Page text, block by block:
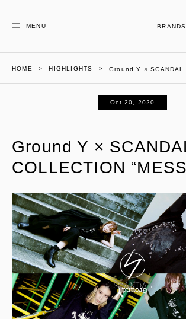
MENU
HOME HIGHLIGHTS Ground Y × SCANDAL
Oct 20, 2020
Ground Y ×
COLLECTION